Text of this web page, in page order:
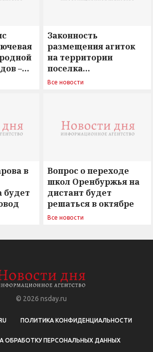
–
Законность
размещения агиток
на территории
поселка
Новосергиевка
Все новости
в
будет
Вопрос о переходе
школ Оренбуржья на
дистант будет
решаться в октябре
Все новости
© 2026 nsday.ru
ПОЛИТИКА КОНФИДЕНЦИАЛЬНОСТИ
ОБРАБОТКУ ПЕРСОНАЛЬНЫХ ДАННЫХ